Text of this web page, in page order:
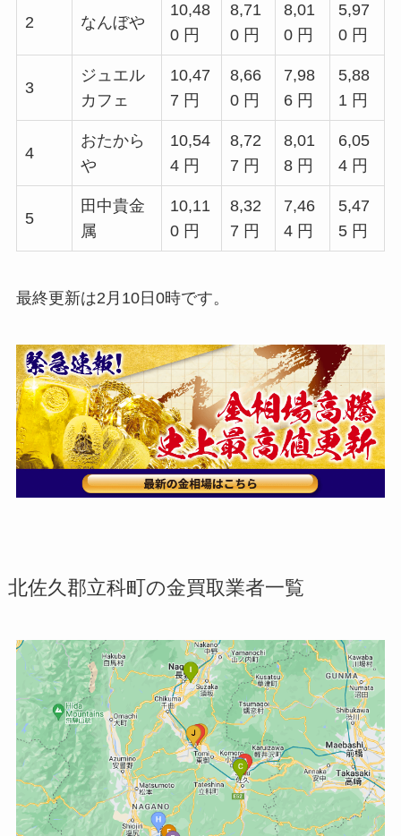
2 なんぼや
10,48
0 円
8,71
0 円
8,01
0 円
5,97
0 円
3
ジュエル
カフェ
10,47
7 円
8,66
0 円
7,98
6 円
5,88
1 円
4
おたから
や
10,54
4 円
8,72
7 円
8,01
8 円
6,05
4 円
5
田中貴金
属
10,11
0 円
8,32
7 円
7,46
4 円
5,47
5 円
最終更新は2月10日0時です。
北佐久郡立科町の金買取業者一覧